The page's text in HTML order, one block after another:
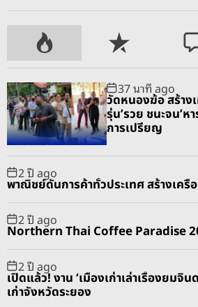
P
o
u
l
a
r
R
e
e
n
t
C
o
m
e
37 นาที ago
วัดหนองฆ้อ สร้า
รุ่น’รวย ชนะจน’ห
การเปรียญ
2 ปี ago
พาณิชย์ดันการค้าทั่วประเทศ สร้างเครื
2 ปี ago
Northern Thai Coffee Paradise
2 ปี ago
เปิดแล้ว! งาน ‘เมืองเก่าเล่าเรื่องยมจิ
เก่าจังหวัดระยอง